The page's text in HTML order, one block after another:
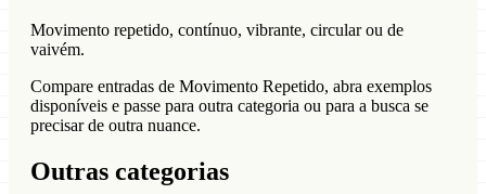
Movimento repetido, contínuo, vibrante, circular ou de
vaivém.
Compare entradas de Movimento Repetido, abra exemplos
disponíveis e passe para outra categoria ou para a busca se
precisar de outra nuance.
Outras categorias